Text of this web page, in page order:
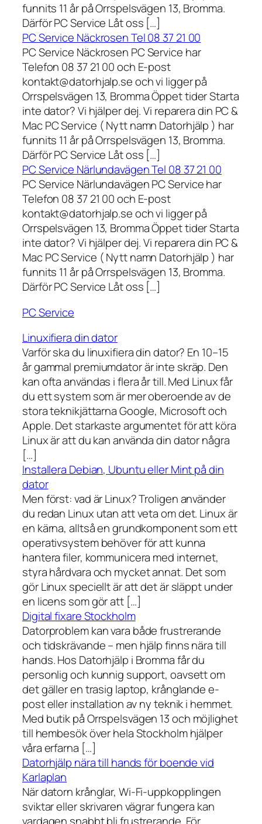
funnits 11 år på Orrspelsvägen 13, Bromma.
Därför PC Service Låt oss […]
PC Service Näckrosen Tel 08 37 21 00
PC Service Näckrosen PC Service har
Telefon 08 37 21 00 och E-post
kontakt@datorhjalp.se och vi ligger på
Orrspelsvägen 13, Bromma Öppet tider Starta
inte dator? Vi hjälper dej. Vi reparera din PC &
Mac PC Service ( Nytt namn Datorhjälp ) har
funnits 11 år på Orrspelsvägen 13, Bromma.
Därför PC Service Låt oss […]
PC Service Närlundavägen Tel 08 37 21 00
PC Service Närlundavägen PC Service har
Telefon 08 37 21 00 och E-post
kontakt@datorhjalp.se och vi ligger på
Orrspelsvägen 13, Bromma Öppet tider Starta
inte dator? Vi hjälper dej. Vi reparera din PC &
Mac PC Service ( Nytt namn Datorhjälp ) har
funnits 11 år på Orrspelsvägen 13, Bromma.
Därför PC Service Låt oss […]
PC Service
Linuxifiera din dator
Varför ska du linuxifiera din dator? En 10–15
år gammal premiumdator är inte skräp. Den
kan ofta användas i flera år till. Med Linux får
du ett system som är mer oberoende av de
stora teknikjättarna Google, Microsoft och
Apple. Det starkaste argumentet för att köra
Linux är att du kan använda din dator några
[…]
Installera Debian, Ubuntu eller Mint på din
dator
Men först: vad är Linux? Troligen använder
du redan Linux utan att veta om det. Linux är
en kärna, alltså en grundkomponent som ett
operativsystem behöver för att kunna
hantera filer, kommunicera med internet,
styra hårdvara och mycket annat. Det som
gör Linux speciellt är att det är släppt under
en licens som gör att […]
Digital fixare Stockholm
Datorproblem kan vara både frustrerande
och tidskrävande – men hjälp finns nära till
hands. Hos Datorhjälp i Bromma får du
personlig och kunnig support, oavsett om
det gäller en trasig laptop, krånglande e-
post eller installation av ny teknik i hemmet.
Med butik på Orrspelsvägen 13 och möjlighet
till hembesök över hela Stockholm hjälper
våra erfarna […]
Datorhjälp nära till hands för boende vid
Karlaplan
När datorn krånglar, Wi-Fi-uppkopplingen
sviktar eller skrivaren vägrar fungera kan